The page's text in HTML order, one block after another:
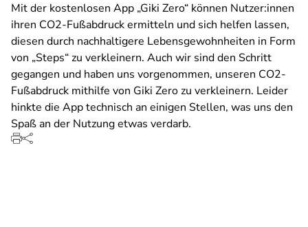
Mit der kostenlosen App „Giki Zero“ können Nutzer:innen
ihren CO2-Fußabdruck ermitteln und sich helfen lassen,
diesen durch nachhaltigere Lebensgewohnheiten in Form
von „Steps“ zu verkleinern. Auch wir sind den Schritt
gegangen und haben uns vorgenommen, unseren CO2-
Fußabdruck mithilfe von Giki Zero zu verkleinern. Leider
hinkte die App technisch an einigen Stellen, was uns den
Spaß an der Nutzung etwas verdarb.